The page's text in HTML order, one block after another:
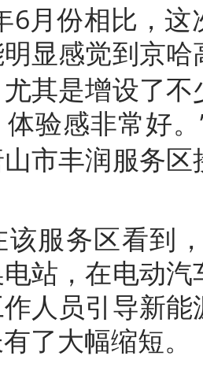
份相比，这
显感觉到京哈
其是增设了
验感非常好
市丰润服务
务区看到，
站，在电动汽
人员引导新能
了大幅缩短。